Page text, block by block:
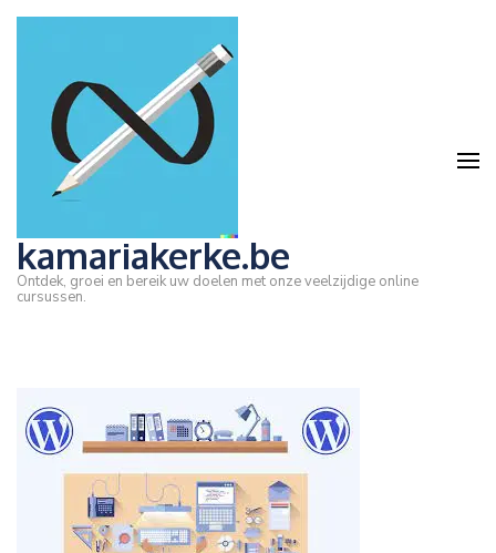
Ga
Enter)
kamariakerke.be
Ontdek, groei en bereik uw doelen met onze veelzijdige online
cursussen.